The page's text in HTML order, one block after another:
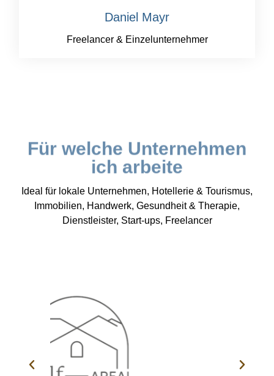
Daniel Mayr
Freelancer & Einzelunternehmer
Für welche Unternehmen
ich arbeite
Ideal für lokale Unternehmen, Hotellerie & Tourismus,
Immobilien, Handwerk, Gesundheit & Therapie,
Dienstleister, Start-ups, Freelancer